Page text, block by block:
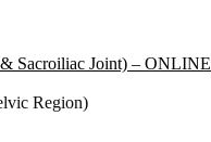
Sacroiliac Joint) – ONLINE
Region)